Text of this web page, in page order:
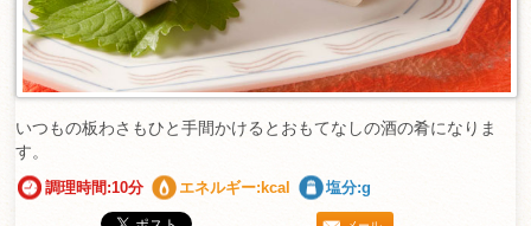
いつもの板わさもひと手間かけるとおもてなしの酒の肴になりま
す。
調理時間:10分 エネルギー:kcal 塩分:g